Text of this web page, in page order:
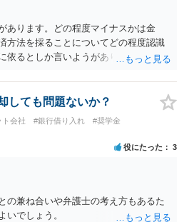
あります。どの程度マイナスかは金
方法を採ることについてどの程度認識
依るとしか言いようがありません。 と
ことをお勧めします。
しても問題ないか？
ト会社 #銀行借り入れ
#奨学金
役にたった 3
の兼ね合いや弁護士の考え方もあるた
いでしょう。